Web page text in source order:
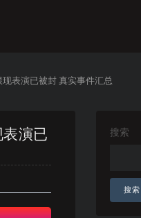
表演已被封 真实事件汇总
演已
搜索
搜索